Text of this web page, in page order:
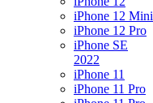
iPhone 12 Mini
iPhone 12 Pro
iPhone SE
2022
iPhone 11
iPhone 11 Pro